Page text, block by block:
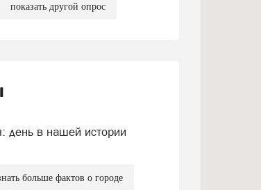
показать другой опрос
день в нашей истории
больше фактов о городе